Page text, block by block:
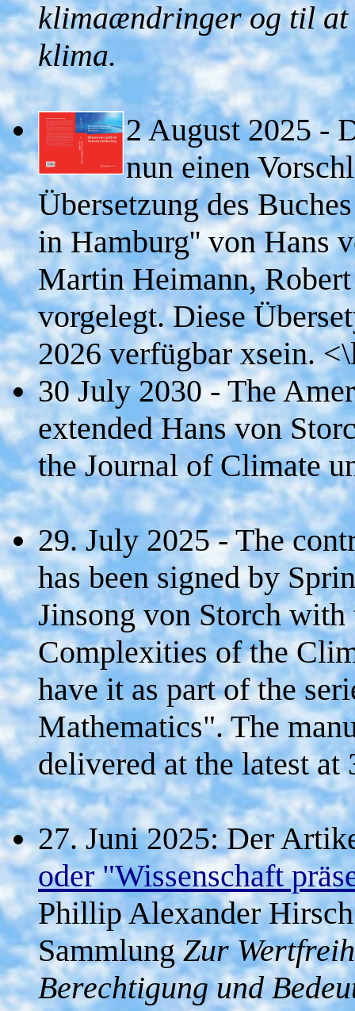
klimaændringer og til at
klima.
2 August 2025 -
nun einen
Übersetzung des
in Hamburg'' von Hans
Martin Heimann,
vorgelegt. Diese
2026 verfügbar xsein.
30 July 2030 - The
extended Hans von
the Journal of Climate
29. July 2025 - The
has been signed by
Jinsong von Storch
Complexities of the
have it as part of the
Mathematics". The
delivered at the latest at
27. Juni 2025: Der
oder "Wissenschaft
Phillip Alexander
SammlungZur
Berechtigung und